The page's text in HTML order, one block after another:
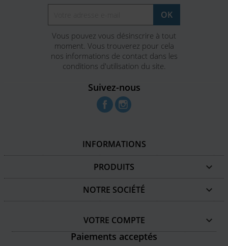
Vous pouvez vous désinscrire à tout
moment. Vous trouverez pour cela
nos informations de contact dans les
conditions d'utilisation du site.
Suivez-nous
Facebook
INFORMATIONS
PRODUITS 
NOTRE SOCIÉTÉ 
VOTRE COMPTE

Paiements acceptés